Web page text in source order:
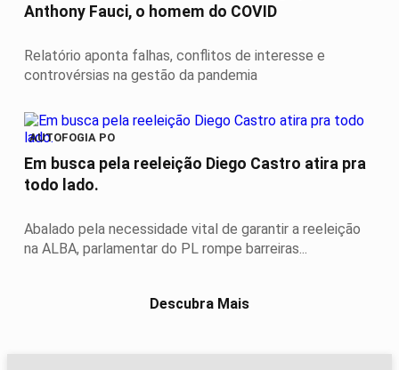
Anthony Fauci, o homem do COVID
Relatório aponta falhas, conflitos de interesse e
controvérsias na gestão da pandemia
AUTOFOGIA PO
Em busca pela reeleição Diego Castro atira pra
todo lado.
Abalado pela necessidade vital de garantir a reeleição
na ALBA, parlamentar do PL rompe barreiras...
Descubra Mais